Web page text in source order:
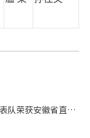
我院放疗三病区郑艺所在的卫健委代表队荣获安徽省直机关九运会篮球冠军